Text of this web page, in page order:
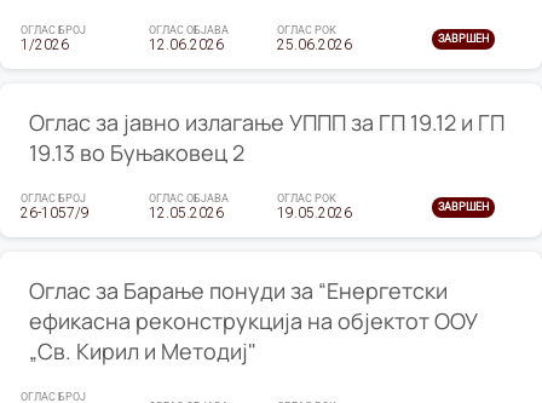
ОГЛАС БРОЈ
1/2026
ОГЛАС ОБЈАВА
12.06.2026
ОГЛАС РОК
25.06.2026 ЗАВРШЕН
Оглас за јавно излагање УППП за ГП 19.12 и ГП
19.13 во Буњаковец 2
ОГЛАС БРОЈ
26-1057/9
ОГЛАС ОБЈАВА
12.05.2026
ОГЛАС РОК
19.05.2026 ЗАВРШЕН
Оглас за Барање понуди за “Енергетски
ефикасна реконструкција на објектот ООУ
„Св. Кирил и Методиј"
ОГЛАС БРОЈ